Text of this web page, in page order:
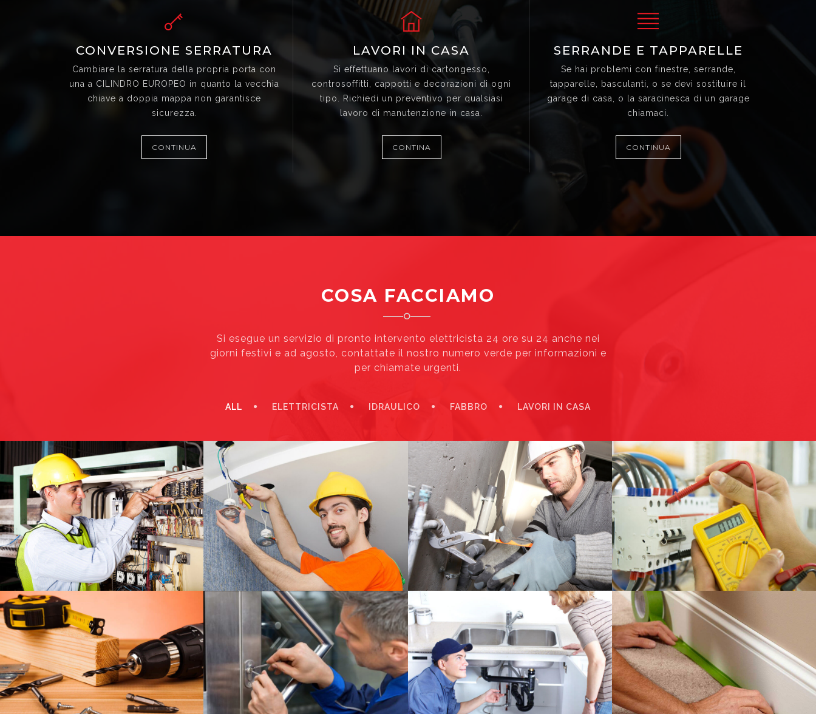
CONVERSIONE SERRATURA
Cambiare la serratura della propria porta con
una a CILINDRO EUROPEO in quanto la vecchia
chiave a doppia mappa non garantisce
sicurezza.
CONTINUA
LAVORI IN CASA
Si effettuano lavori di cartongesso,
controsoffitti, cappotti e decorazioni di ogni
tipo. Richiedi un preventivo per qualsiasi
lavoro di manutenzione in casa.
CONTINA
SERRANDE E TAPPARELLE
Se hai problemi con finestre, serrande,
tapparelle, basculanti, o se devi sostituire il
garage di casa, o la saracinesca di un garage
chiamaci.
CONTINUA
COSA FACCIAMO
Si esegue un servizio di pronto intervento elettricista 24 ore su 24 anche nei
giorni festivi e ad agosto, contattate il nostro numero verde per informazioni e
per chiamate urgenti.
ALL ELETTRICISTA IDRAULICO FABBRO LAVORI IN CASA